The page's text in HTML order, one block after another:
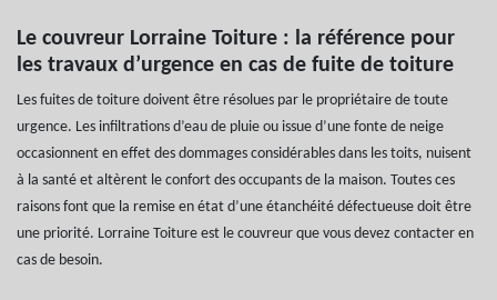
Le couvreur Lorraine Toiture : la référence pour
les travaux d’urgence en cas de fuite de toiture
Les fuites de toiture doivent être résolues par le propriétaire de toute
urgence. Les infiltrations d’eau de pluie ou issue d’une fonte de neige
occasionnent en effet des dommages considérables dans les toits, nuisent
à la santé et altèrent le confort des occupants de la maison. Toutes ces
raisons font que la remise en état d’une étanchéité défectueuse doit être
une priorité. Lorraine Toiture est le couvreur que vous devez contacter en
cas de besoin.